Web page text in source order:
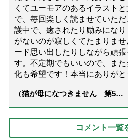
くてユーモアのあるイラスト
で、毎回楽しく読ませていた
護中で、癒されたり励みにな
がないのが寂しくてたまりま
ード思い出したりしながら頑
す。不定期でもいいので、ま
化も希望です！本当にありがと
（猫が母になつきません 第500
コメント一覧